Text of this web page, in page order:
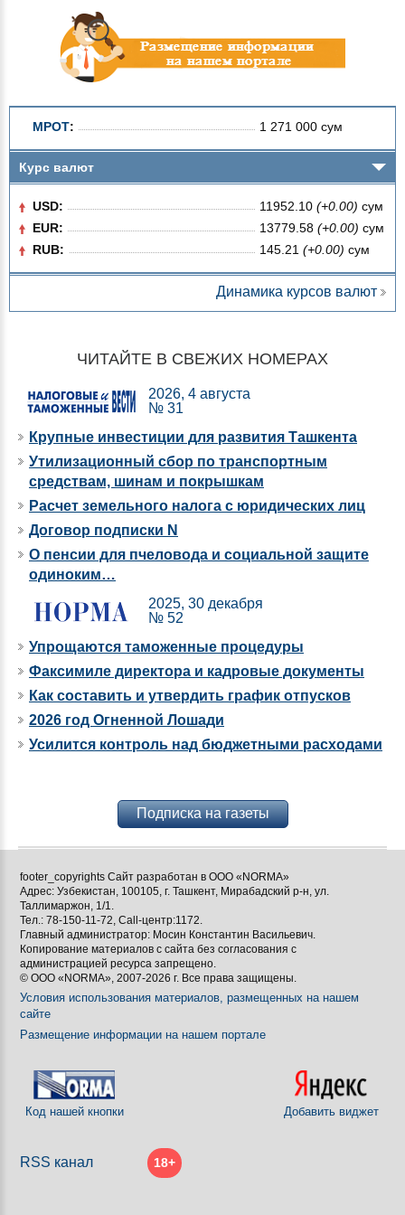
МРОТ: 1 271 000 сум
Курс валют
USD: 11952.10 (+0.00) сум
EUR:
13779.58 (+0.00) сум
RUB:
145.21 (+0.00) сум
Динамика курсов валют
ЧИТАЙТЕ В СВЕЖИХ НОМЕРАХ
2026, 4 августа
№ 31
Крупные инвестиции для развития Ташкента
Утилизационный сбор по транспортным
средствам, шинам и покрышкам
Расчет земельного налога с юридических лиц
Договор подписки N
О пенсии для пчеловода и социальной защите
одиноким…
2025, 30 декабря
№ 52
Упрощаются таможенные процедуры
Факсимиле директора и кадровые документы
Как составить и утвердить график отпусков
2026 год Огненной Лошади
Усилится контроль над бюджетными расходами
Подписка на газеты
footer_copyrights Сайт разработан в ООО «NORMA»
Адрес: Узбекистан, 100105, г. Ташкент, Мирабадский р-н, ул.
Таллимаржон, 1/1.
Тел.: 78-150-11-72, Call-центр:1172.
Главный администратор: Мосин Константин Васильевич.
Копирование материалов с сайта без согласования с
администрацией ресурса запрещено.
© ООО «NORMA», 2007-2026 г. Все права защищены.
Условия использования материалов, размещенных на нашем
сайте
Размещение информации на нашем портале
Код нашей кнопки Добавить виджет
RSS канал 18+